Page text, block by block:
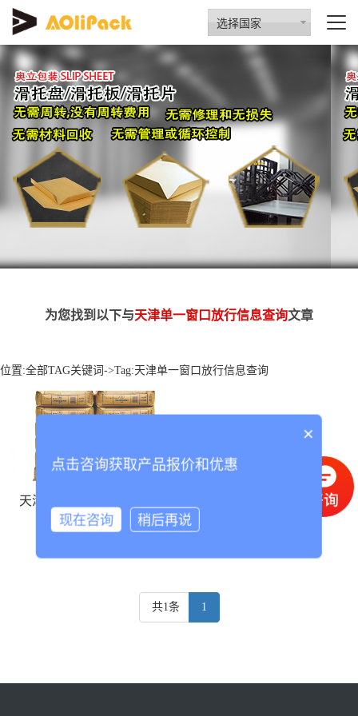
选择国家
为您找到以下与天津单一窗口放行信息查询文章
位置:全部TAG关键词 ->Tag:天津单一窗口放行信息查询
天津单一窗口放行信息查询
共1条 1
×
点击咨询获取产品报价和优惠
现在咨询 稍后再说